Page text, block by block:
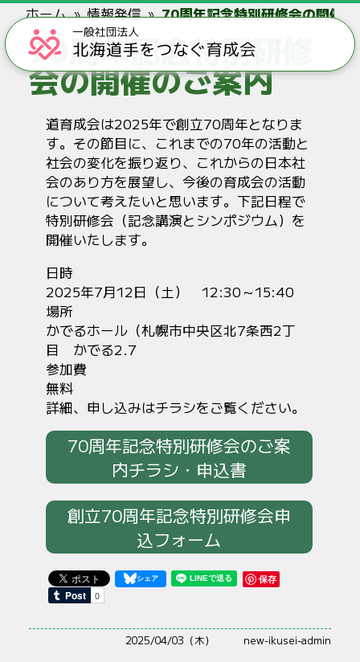
ホーム 情報発信 70周年記念特別研修会の開催
70周年記念特別研修
会の開催のご案内
道育成会は2025年で創立70周年となりま
す。その節目に、これまでの70年の活動と
社会の変化を振り返り、これからの日本社
会のあり方を展望し、今後の育成会の活動
について考えたいと思います。下記日程で
特別研修会（記念講演とシンポジウム）を
開催いたします。
日時
2025年7月12日（土） 12:30～15:40
場所
かでるホール（札幌市中央区北7条西2丁
目 かでる2.7
参加費
無料
詳細、申し込みはチラシをご覧ください。
70周年記念特別研修会のご案
内チラシ・申込書
創立70周年記念特別研修会申
込フォーム
保存
2025/04/03（木） new-ikusei-admin